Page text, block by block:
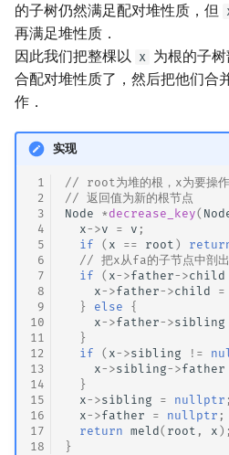
的子树仍然满足配对堆性质，但
再满足堆性质．
因此我们把整棵以 x 为根的子
合配对堆性质了，然后把他们合
作．
实现
1
2
3
4
5
6
7
8
9
10
11
12
13
14
15
16
17
18
// root为堆的根，x为要操
// 返回值为新的根节点
Node
* decrease_key(
x->v = v ;
if
( x == root )
// 把x从fa的子节点中剖出
if
( x->father->child
x->father->child =
}
else
{
x->father->sibling
}
if
( x->sibling !=
x->sibling->father
}
x->sibling = nullptr ;
x->father = nullptr ;
return
meld( root , x );
}